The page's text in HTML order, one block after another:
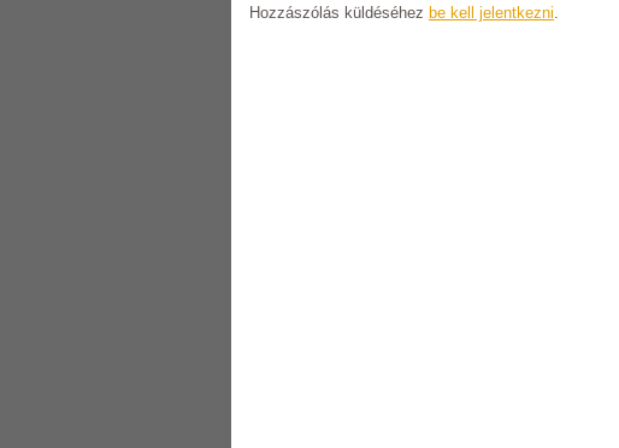
Hozzászólás küldéséhez be kell jelentkezni.